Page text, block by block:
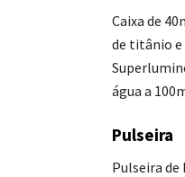
Caixa de
de titânio e
água a
Pulseira
Pulseira